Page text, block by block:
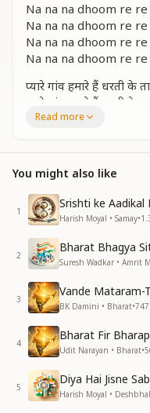
Na na na dhoom re re
Na na na dhoom re re
Na na na dhoom re re
Na na na dhoom re re
प्यारे गांव हमारे हैं धरती के
प्यारे गांव हमारे हैं धरती के
भोले भाले गांव वाले भोले
प्यारे गांव हमारे हैं धरती के
प्यारे गांव हमारे हैं धरती के तारे
Our beloved villages
earth,
our beloved villages
The simple,
villagers,
are dear to Lord
Our beloved villages
earth,
our beloved villages
ना ना ना धूम रे रे देना
ना ना ना धूम रे रे देना
ना ना ना धूम रे रे देना
ना ना ना धूम रे रे देना
Read more
You might also like
1
Srishti ke Aadikal
Harish Moyal • Samay•
2
Bharat Bhagya
Suresh Wadkar • Amrit
3
Vande Mataram-
BK Damini • Bharat•747
4
Bharat Fir
Udit Narayan • Bharat•
5